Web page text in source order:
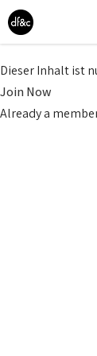
Dieser Inhalt ist
Join Now
Already a